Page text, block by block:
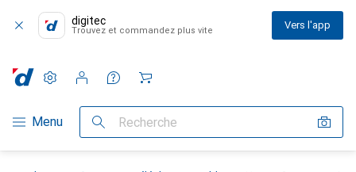
digitec
Trouvez et commandez plus vite Vers l'app
Navigation par catégorie
Menu Recherche
Paramètres
Compte client
Listes de comparaison
Listes d'envies
Panier